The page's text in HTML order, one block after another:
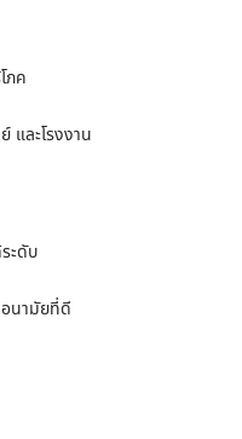
ภค
และโรงงาน
ะดับ
อนามัยที่ดี